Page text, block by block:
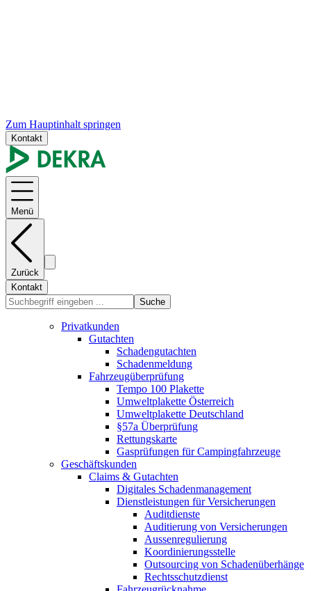
Zum Hauptinhalt springen
Kontakt
Menü
Zurück
Kontakt
Suche
Privatkunden
Gutachten
Schadengutachten
Schadenmeldung
Fahrzeugüberprüfung
Tempo 100 Plakette
Umweltplakette Österreich
Umweltplakette Deutschland
§57a Überprüfung
Rettungskarte
Gasprüfungen für Campingfahrzeuge
Geschäftskunden
Claims & Gutachten
Digitales Schadenmanagement
Dienstleistungen für Versicherungen
Auditdienste
Auditierung von Versicherungen
Aussenregulierung
Koordinierungsstelle
Outsourcing von Schadenüberhänge
Rechtsschutzdienst